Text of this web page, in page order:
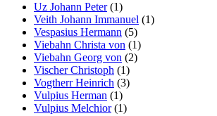
Uz Johann Peter(1)
Veith Johann Immanuel (1)
Vespasius Hermann (5)
Viebahn Christa von (1)
Viebahn Georg von (2)
Vischer Christoph (1)
Vogtherr Heinrich (3)
Vulpius Herman (1)
Vulpius Melchior(1)